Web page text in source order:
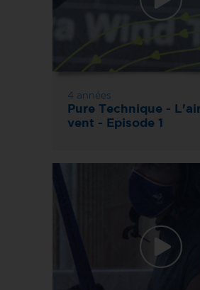
4 années
Pure Technique -
vent - Episode 1